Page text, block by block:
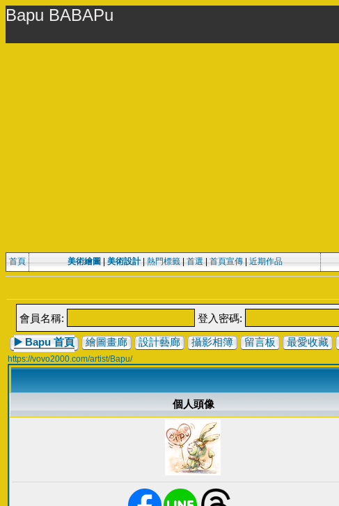
Bapu BABAPu
首頁 美術繪圖 美術設計| 熱門標籤| 首選 首頁宣傳| 近期作品
會員名稱: 登入密碼:
▶️ Bapu 首頁 繪圖畫廊 設計藝廊 攝影相簿 留言板 最愛收藏
https://vovo2000.com/artist/Bapu/
個人頭像